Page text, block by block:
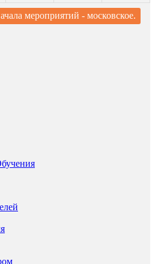
мероприятий - московское.